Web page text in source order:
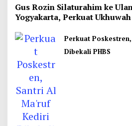
Gus Rozin Silaturahim ke
Yogyakarta, Perkuat Ukhuwah
Perkuat
Dibekali PHBS